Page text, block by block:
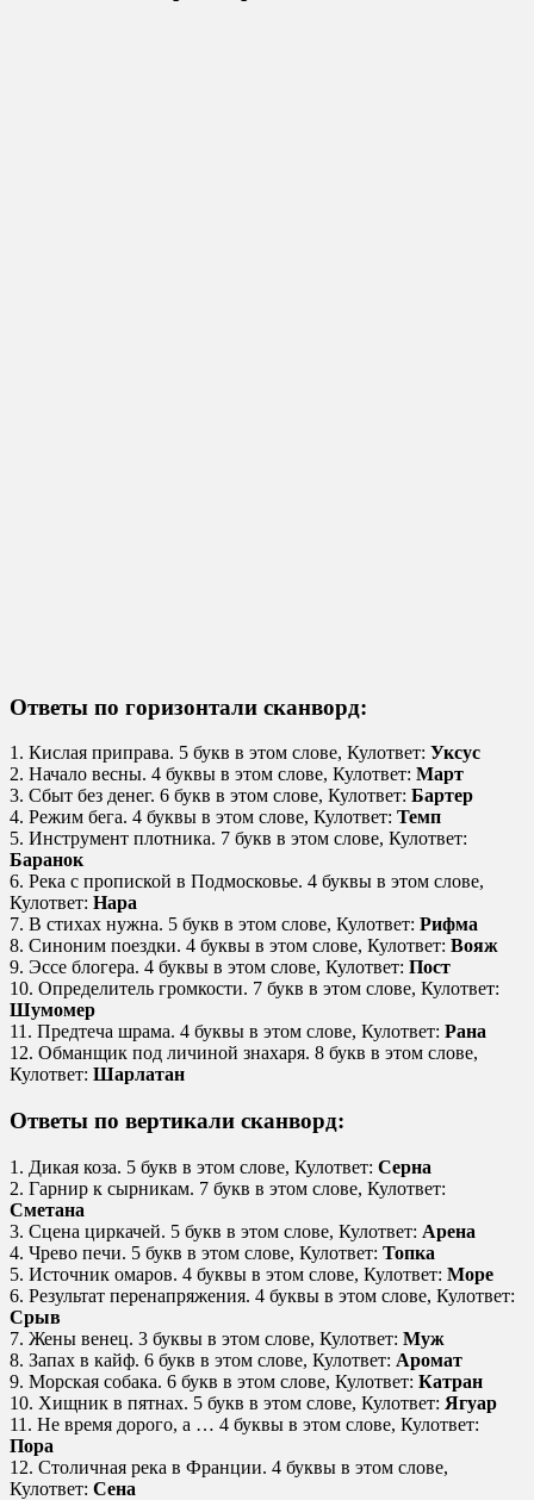
Ответы по горизонтали сканворд:
1. Кислая приправа. 5 букв в этом слове, Кулответ: Уксус
2. Начало весны. 4 буквы в этом слове, Кулответ: Март
3. Сбыт без денег. 6 букв в этом слове, Кулответ: Бартер
4. Режим бега. 4 буквы в этом слове, Кулответ: Темп
5. Инструмент плотника. 7 букв в этом слове, Кулответ:
Баранок
6. Река с пропиской в Подмосковье. 4 буквы в этом слове,
Кулответ: Нара
7. В стихах нужна. 5 букв в этом слове, Кулответ: Рифма
8. Синоним поездки. 4 буквы в этом слове, Кулответ: Вояж
9. Эссе блогера. 4 буквы в этом слове, Кулответ: Пост
10. Определитель громкости. 7 букв в этом слове, Кулответ:
Шумомер
11. Предтеча шрама. 4 буквы в этом слове, Кулответ: Рана
12. Обманщик под личиной знахаря. 8 букв в этом слове,
Кулответ: Шарлатан
Ответы по вертикали сканворд:
1. Дикая коза. 5 букв в этом слове, Кулответ: Серна
2. Гарнир к сырникам. 7 букв в этом слове, Кулответ:
Сметана
3. Сцена циркачей. 5 букв в этом слове, Кулответ: Арена
4. Чрево печи. 5 букв в этом слове, Кулответ: Топка
5. Источник омаров. 4 буквы в этом слове, Кулответ: Море
6. Результат перенапряжения. 4 буквы в этом слове, Кулответ:
Срыв
7. Жены венец. 3 буквы в этом слове, Кулответ: Муж
8. Запах в кайф. 6 букв в этом слове, Кулответ: Аромат
9. Морская собака. 6 букв в этом слове, Кулответ: Катран
10. Хищник в пятнах. 5 букв в этом слове, Кулответ: Ягуар
11. Не время дорого, а … 4 буквы в этом слове, Кулответ:
Пора
12. Столичная река в Франции. 4 буквы в этом слове,
Кулответ: Сена